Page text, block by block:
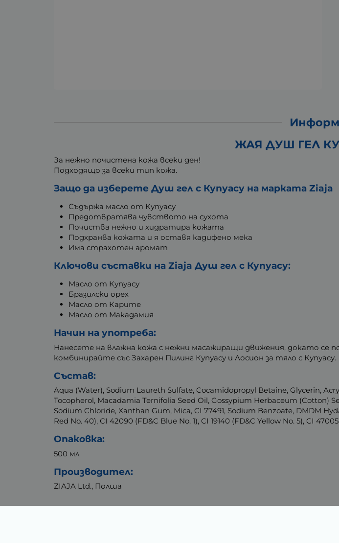
ЖАЯ ДУШ ГЕЛ
За нежно почистена кожа всеки ден!
Подходящо за всеки тип кожа.
Защо да изберете Душ гел с Купуасу на марката Ziaja
Съдържа масло от Купуасу
Предотвратява чувството на сухота
Почиства нежно и хидратира кожата
Подхранва кожата и я оставя кадифено мека
Има страхотен аромат
Ключови съставки на Ziaja Душ гел с Купуасу:
Масло от Купуасу
Бразилски орех
Масло от Карите
Масло от Макадамия
Начин на употреба:
Нанесете на влажна кожа с нежни масажиращи движения, докато се
комбинирайте със Захарен Пилинг Купуасу и Лосион за тяло с Купуасу.
Състав:
Aqua (Water), Sodium Laureth Sulfate, Cocamidopropyl Betaine, Glycerin,
Tocopherol, Macadamia Ternifolia Seed Oil, Gossypium Herbaceum (Cotton)
Sodium Chloride, Xanthan Gum, Mica, CI 77491, Sodium Benzoate, DMDM
Red No. 40), CI 42090 (FD&C Blue No. 1), CI 19140 (FD&C Yellow No. 5), CI
Опаковка:
500 мл
Производител:
ZIAJA Ltd., Полша